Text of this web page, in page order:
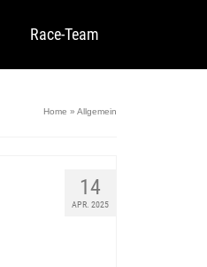
Race-Team
Home » Allgemein
14
APR. 2025